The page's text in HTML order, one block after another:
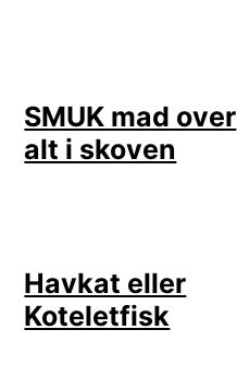
SMUK mad over
alt i skoven
Havkat eller
Koteletfisk